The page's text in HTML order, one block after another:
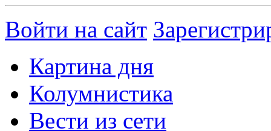
Войти на сайт
Картина дня
Колумнистика
Вести из сети